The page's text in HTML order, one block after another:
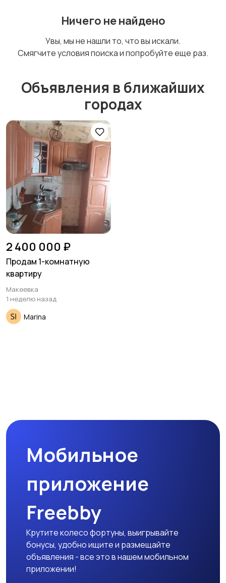
посуточно
посуточно
недвижимость
Прочие строения
Гаражи и
машиноместа
Ничего не найдено
Увы, мы не нашли то, что вы искали.
Смягчите условия поиска и попробуйте еще раз.
Объявления в ближайших
городах
2 400 000 ₽
Продам 1-комнатную
квартиру
Макеевка
1 неделю назад
Marina
Мобильное
приложение
Freebby
Крутите колесо фортуны, выигрывайте
бонусы, удобно ищите и размещайте
объявления - все это в нашем мобильном
приложении!